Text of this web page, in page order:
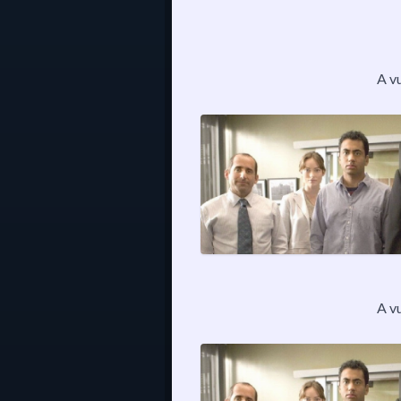
A
A